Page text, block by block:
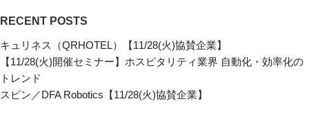
RECENT POSTS
キュリネス（QRHOTEL）【11/28(火)協賛企業】
【11/28(火)開催セミナー】ホスピタリティ業界 自動化・効率化の
トレンド
スピン／DFA Robotics【11/28(火)協賛企業】